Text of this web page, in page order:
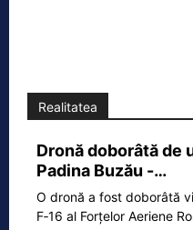
Realitatea
Dronă doborâtă de
Padina Buzău -…
O dronă a fost doborâtă
F‑16 al Forțelor Aeriene